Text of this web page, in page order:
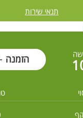
תנאי שירות
הזמנה